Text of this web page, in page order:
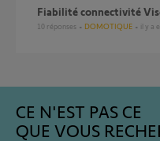
Fiabilité connectivité
10 réponses DOMOTIQUE il y
CE N'EST PAS CE
QUE VOUS